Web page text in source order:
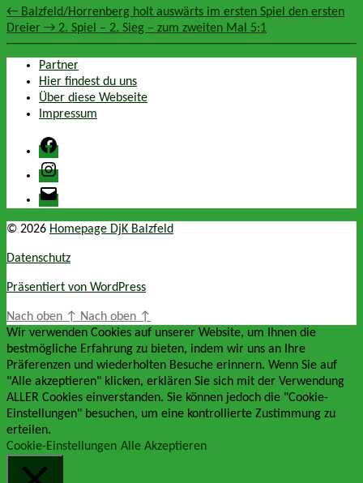
← Balzfeld/Horrenberg holt auswärts im ersten Spiel den ersten
Dreier → 2. Spiel – 2. Sieg – zum zweiten Mal 5:1
Partner
Hier findest du uns
Über diese Webseite
Impressum
Facebook
Instagram
E-
Mail
© 2026 Homepage DjK Balzfeld
Datenschutz
Präsentiert von WordPress
Nach oben ↑ Nach oben ↑
Wir verwenden Cookies auf unserer Website, um Ihnen die
bestmögliche Erfahrung zu bieten, indem wir uns an Ihre
Präferenzen und wiederholten Besuche erinnern. Wenn Sie auf
"Alle akzeptieren" klicken, erklären Sie sich mit der Verwendung
ALLER Cookies einverstanden. Sie können jedoch die "Cookie-
Einstellungen" besuchen, um eine kontrollierte Zustimmung zu
erteilen.
Cookie-Einstellungen Alle Akzeptieren